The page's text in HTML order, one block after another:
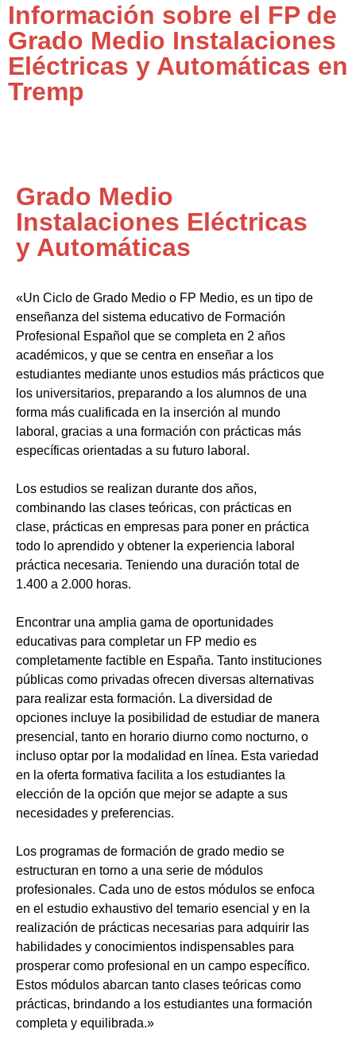
Información sobre el FP de
Grado Medio Instalaciones
Eléctricas y Automáticas en
Tremp
Grado Medio
Instalaciones Eléctricas
y Automáticas
«Un Ciclo de Grado Medio o FP Medio, es un tipo de
enseñanza del sistema educativo de Formación
Profesional Español que se completa en 2 años
académicos, y que se centra en enseñar a los
estudiantes mediante unos estudios más prácticos que
los universitarios, preparando a los alumnos de una
forma más cualificada en la inserción al mundo
laboral, gracias a una formación con prácticas más
específicas orientadas a su futuro laboral.
Los estudios se realizan durante dos años,
combinando las clases teóricas, con prácticas en
clase, prácticas en empresas para poner en práctica
todo lo aprendido y obtener la experiencia laboral
práctica necesaria. Teniendo una duración total de
1.400 a 2.000 horas.
Encontrar una amplia gama de oportunidades
educativas para completar un FP medio es
completamente factible en España. Tanto instituciones
públicas como privadas ofrecen diversas alternativas
para realizar esta formación. La diversidad de
opciones incluye la posibilidad de estudiar de manera
presencial, tanto en horario diurno como nocturno, o
incluso optar por la modalidad en línea. Esta variedad
en la oferta formativa facilita a los estudiantes la
elección de la opción que mejor se adapte a sus
necesidades y preferencias.
Los programas de formación de grado medio se
estructuran en torno a una serie de módulos
profesionales. Cada uno de estos módulos se enfoca
en el estudio exhaustivo del temario esencial y en la
realización de prácticas necesarias para adquirir las
habilidades y conocimientos indispensables para
prosperar como profesional en un campo específico.
Estos módulos abarcan tanto clases teóricas como
prácticas, brindando a los estudiantes una formación
completa y equilibrada.»